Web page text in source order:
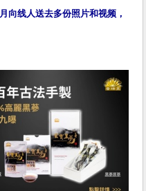
向线人送去多份照片和视频，